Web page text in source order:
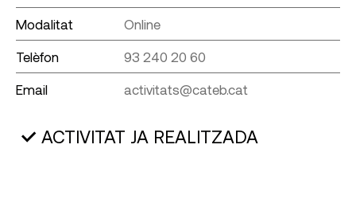
Modalitat Online
Telèfon 93 240 20 60
Email activitats@cateb.cat
ACTIVITAT JA REALITZADA